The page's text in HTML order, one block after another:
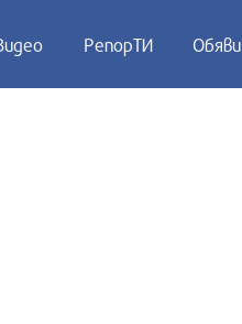
РепорТИ Обяви